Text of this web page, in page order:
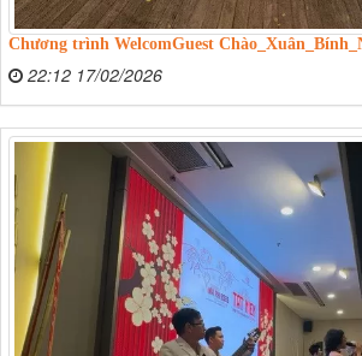
Chương trình WelcomGuest
22:12 17/02/2026